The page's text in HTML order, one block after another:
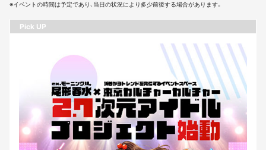
※イベントの時間は予定であり、当日の状況により多少前後する場合があります。
Pick UP